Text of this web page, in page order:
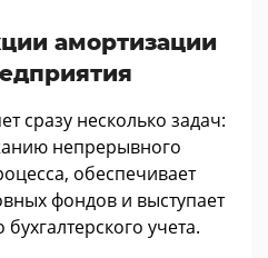
амортизации
сразу несколько задач:
непрерывного
обеспечивает
фондов и выступает
учета.